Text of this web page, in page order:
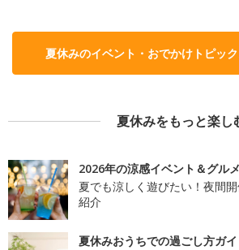
夏休みのイベント・おでかけトピッ
夏休みをもっと楽し
2026年の涼感イベント＆グル
夏でも涼しく遊びたい！夜間
紹介
夏休みおうちでの過ごし方ガ